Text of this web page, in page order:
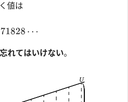
値は
⋯
れてはいけない。